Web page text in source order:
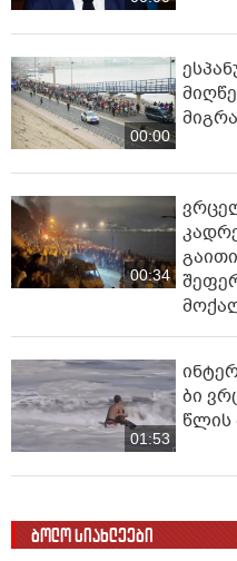
00:00
00:34
01:53
ბი
წლის
ბოლო სიახლეები